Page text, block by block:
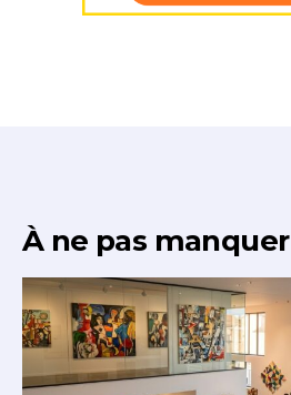
* Champ obligatoire
À ne pas manquer